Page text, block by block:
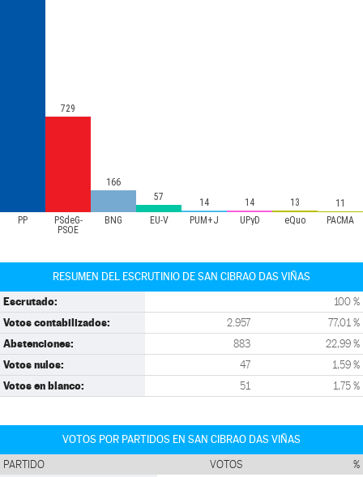
PP
PSdeG-
PSOE
BNG EU-V PUM+J UPyD eQuo PACMA
729
166
57
14 14 13 11
RESUMEN DEL ESCRUTINIO DE SAN CIBRAO DAS VIÑAS
Escrutado: 100 %
Votos contabilizados: 2.957 77,01 %
Abstenciones: 883 22,99 %
Votos nulos: 47 1,59 %
Votos en blanco: 51 1,75 %
VOTOS POR PARTIDOS EN SAN CIBRAO DAS VIÑAS
PARTIDO VOTOS %